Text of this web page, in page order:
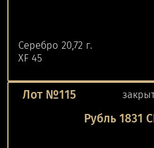
Серебро 20,72 г.
XF 45
Лот №115
Рубль 1831